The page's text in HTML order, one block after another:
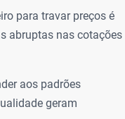
para travar preços é
abruptas nas cotações
aos padrões
geram